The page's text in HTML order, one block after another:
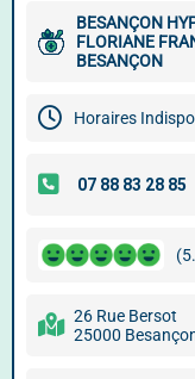
BESANÇON
FLORIANE
BESANÇON
Horaires
26 Rue Bersot
25000